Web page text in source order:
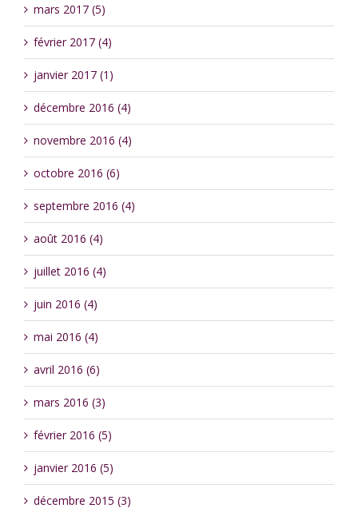
mars 2017 (5)
février 2017 (4)
janvier 2017 (1)
décembre 2016 (4)
novembre 2016 (4)
octobre 2016 (6)
septembre 2016 (4)
août 2016 (4)
juillet 2016 (4)
juin 2016 (4)
mai 2016 (4)
avril 2016 (6)
mars 2016 (3)
février 2016 (5)
janvier 2016 (5)
décembre 2015 (3)